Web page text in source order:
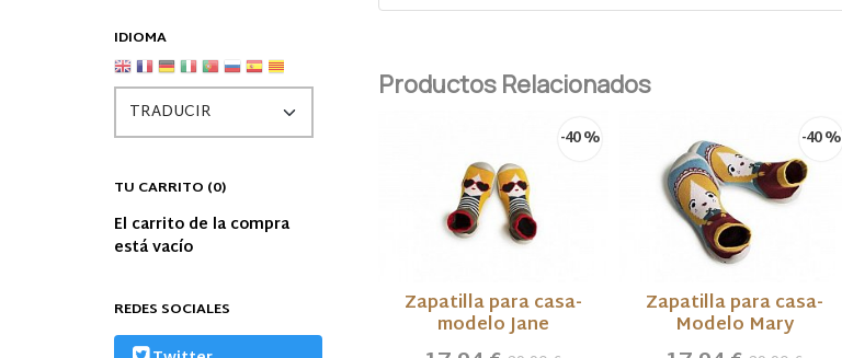
IDIOMA
TU CARRITO (0)
El carrito de la compra
está vacío
REDES SOCIALES
Productos Relacionados
-40 %
Zapatilla para casa-
modelo Jane
-40 %
Zapatilla para casa-
Modelo Mary